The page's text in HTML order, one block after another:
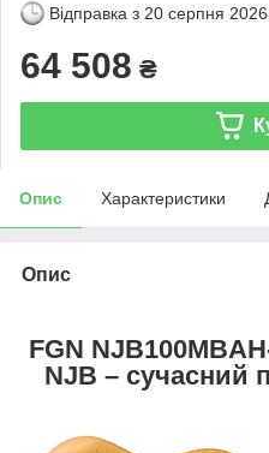
Відправка з 20 серпня 2026
64 508 ₴
Опис Характеристики
Опис
FGN
NJB – сучасний